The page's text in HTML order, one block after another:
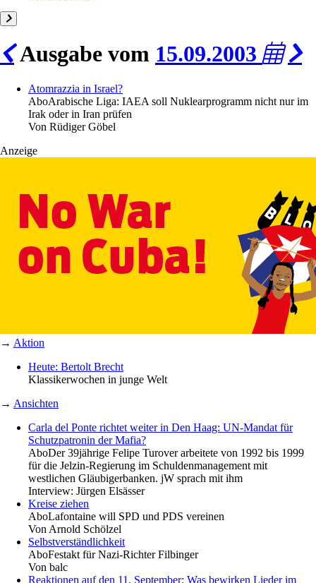
Ausgabe vom 15.09.2003
Atomrazzia in Israel?
AboArabische Liga: IAEA soll Nuklearprogramm nicht nur im
Irak oder in Iran prüfen
Von Rüdiger Göbel
Anzeige
→ Aktion
Heute: Bertolt Brecht
Klassikerwochen in junge Welt
→ Ansichten
Carla del Ponte richtet weiter in Den Haag: UN-Mandat für
Schutzpatronin der Mafia?
AboDer 39jährige Felipe Turover arbeitete von 1992 bis 1999
für die Jelzin-Regierung im Schuldenmanagement mit
westlichen Gläubigerbanken. jW sprach mit ihm
Interview: Jürgen Elsässer
Kreise ziehen
AboLafontaine will SPD und PDS vereinen
Von Arnold Schölzel
Selbstverständlichkeit
AboFestakt für Nazi-Richter Filbinger
Von balc
Reaktionen auf den 11. September: Was bewirken Lieder im